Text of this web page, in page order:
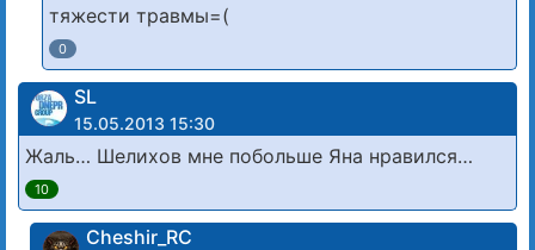
тяжести травмы=(
0
SL
15.05.2013 15:30
Жаль… Шелихов мне побольше Яна нравился…
10
Cheshir_RC